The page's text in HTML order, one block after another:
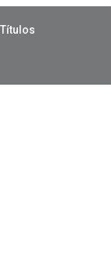
Títulos